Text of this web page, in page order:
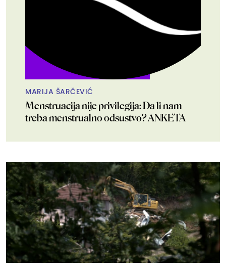
MARIJA ŠARČEVIĆ
Menstruacija nije privilegija: Da li nam
treba menstrualno odsustvo? ANKETA